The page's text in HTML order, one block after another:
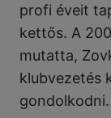
profi éveit
kettős. A
mutatta,
klubvezetés
gondolkodni.